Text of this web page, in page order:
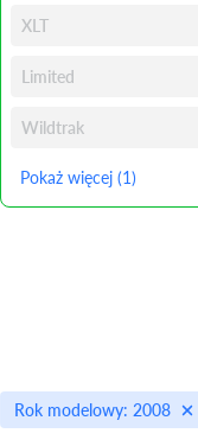
XLT
Limited
Wildtrak
Pokaż więcej (1)
Rok modelowy: 2008